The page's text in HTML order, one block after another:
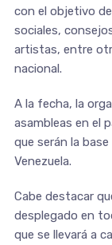
con el objetivo
sociales,
artistas, entre
nacional.
A la fecha, la
asambleas en el
que serán la
Venezuela.
Cabe destacar
desplegado en
que se llevará a